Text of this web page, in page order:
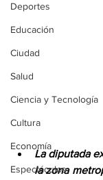
Deportes
Educación
Ciudad
Salud
Ciencia y Tecnología
Cultura
Economía
Espectáculos
La diputada
la zona